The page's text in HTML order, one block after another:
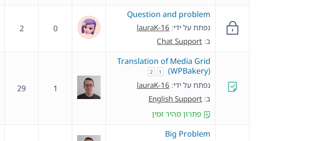
Question and problem
נפתח על ידי: lauraK-16
ב: Chat Support
0
2
Translation of Media Grid
(WPBakery)
1
2
נפתח על ידי: lauraK-16
ב: English Support
פתרון מהיר זמין
1
29
Big Problem